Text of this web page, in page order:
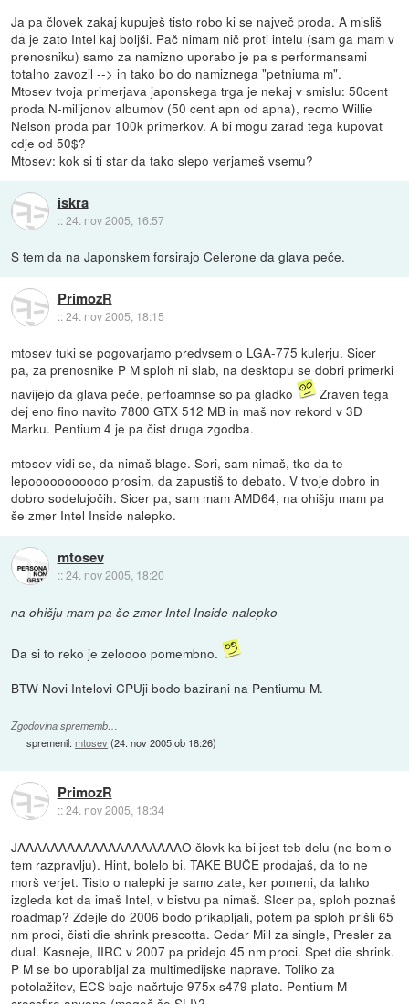
Ja pa človek zakaj kupuješ tisto robo ki se največ proda. A misliš
da je zato Intel kaj boljši. Pač nimam nič proti intelu (sam ga mam v
prenosniku) samo za namizno uporabo je pa s performansami
totalno zavozil --> in tako bo do namiznega "petniuma m".
Mtosev tvoja primerjava japonskega trga je nekaj v smislu: 50cent
proda N-milijonov albumov (50 cent apn od apna), recmo Willie
Nelson proda par 100k primerkov. A bi mogu zarad tega kupovat
cdje od 50$?
Mtosev: kok si ti star da tako slepo verjameš vsemu?
iskra
::24. nov 2005, 16:57
S tem da na Japonskem forsirajo Celerone da glava peče.
PrimozR
::24. nov 2005, 18:15
mtosev tuki se pogovarjamo predvsem o LGA-775 kulerju. Sicer
pa, za prenosnike P M sploh ni slab, na desktopu se dobri primerki
navijejo da glava peče, perfoamnse so pa gladko
Zraven tega
dej eno fino navito 7800 GTX 512 MB in maš nov rekord v 3D
Marku. Pentium 4 je pa čist druga zgodba.
mtosev vidi se, da nimaš blage. Sori, sam nimaš, tko da te
lepooooooooooo prosim, da zapustiš to debato. V tvoje dobro in
dobro sodelujočih. Sicer pa, sam mam AMD64, na ohišju mam pa
še zmer Intel Inside nalepko.
mtosev
::24. nov 2005, 18:20
na ohišju mam pa še zmer Intel Inside nalepko
Da si to reko je zeloooo pomembno.
BTW Novi Intelovi CPUji bodo bazirani na Pentiumu M.
Zgodovina sprememb…
spremenil:mtosev(24. nov 2005 ob 18:26)
PrimozR
::24. nov 2005, 18:34
JAAAAAAAAAAAAAAAAAAAAO človk ka bi jest teb delu (ne bom o
tem razpravlju). Hint, bolelo bi. TAKE BUČE prodajaš, da to ne
morš verjet. Tisto o nalepki je samo zate, ker pomeni, da lahko
izgleda kot da imaš Intel, v bistvu pa nimaš. SIcer pa, sploh poznaš
roadmap? Zdejle do 2006 bodo prikapljali, potem pa sploh prišli 65
nm proci, čisti die shrink prescotta. Cedar Mill za single, Presler za
dual. Kasneje, IIRC v 2007 pa pridejo 45 nm proci. Spet die shrink.
P M se bo uporabljal za multimedijske naprave. Toliko za
potolažitev, ECS baje načrtuje 975x s479 plato. Pentium M